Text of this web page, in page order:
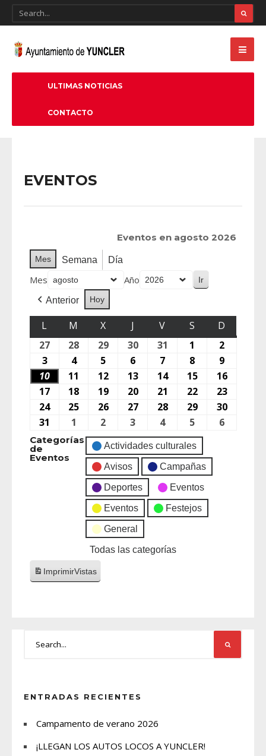
ULTIMAS NOTICIAS
CONTACTO
EVENTOS
Eventos en agosto 2026
Mes Semana Día
Mes Año
Anterior Hoy
L M X J V S
D
27
28 29 30 31 1
2
3
4 5 6 7 8
9
10
11 12 13 14 15
16
17
18 19 20 21 22
23
24
25 26 27 28 29
30
31
1 2 3 4 5 6
Categorías
de
Eventos
Actividades culturales
Avisos Campañas
Deportes Eventos
Eventos Festejos
General
Todas las categorías
ImprimirVistas
ENTRADAS RECIENTES
Campamento de verano 2026
¡LLEGAN LOS AUTOS LOCOS A YUNCLER!